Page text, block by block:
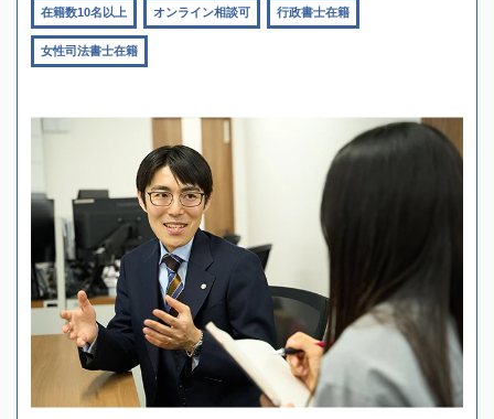
在籍数10名以上 オンライン相談可 行政書士在籍
女性司法書士在籍